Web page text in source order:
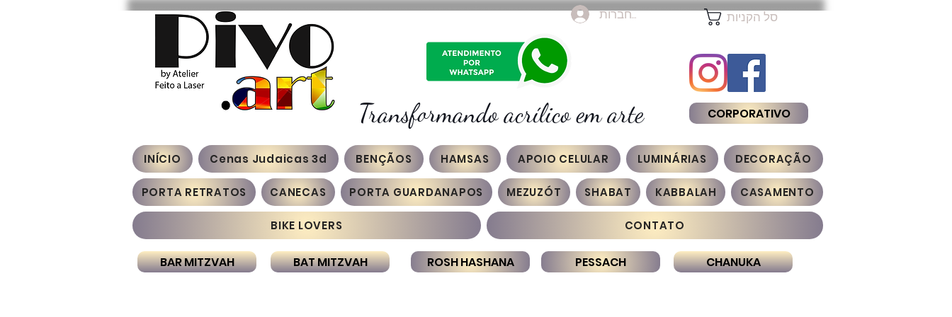
להתחברות
Transformando acrílico em arte
סל הקניות
CORPORATIVO
INÍCIO Cenas Judaicas 3d BENÇÃOS HAMSAS APOIO CELULAR LUMINÁRIAS DECORAÇÃO
PORTA RETRATOS CANECAS PORTA GUARDANAPOS MEZUZÓT SHABAT KABBALAH CASAMENTO
BIKE LOVERS CONTATO
BAR MITZVAH BAT MITZVAH ROSH HASHANA PESSACH CHANUKA